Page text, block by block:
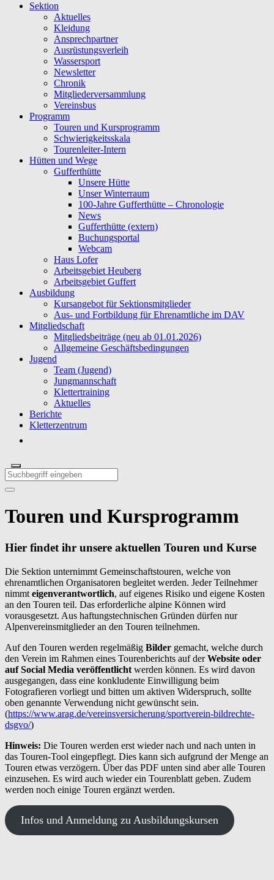
Sektion
Aktuelles
Kleidung
Ansprechpartner
Ausrüstungsverleih
Wassersport
Newsletter
Chronik
Mitgliederversammlung
Vereinsbus
Programm
Touren und Kursprogramm
Schwierigkeitsskala
Tourenleiter-Intern
Hütten und Wege
Gufferthütte
Unsere Hütte
Unser Winterraum
100-Jahre Gufferthütte – Chronologie
News
Gufferthütte (extern)
Buchungsportal
Webcam
Haus Lofer
Arbeitsgebiet Heuberg
Arbeitsgebiet Guffert
Ausbildung
Kursangebot für Sektionsmitglieder
Aus- und Fortbildung für Ehrenamtliche im DAV
Mitgliedschaft
Mitgliedsbeiträge (neu ab 01.01.2026)
Allgemeine Geschäftsbedingungen
Jugend
Team (Jugend)
Jungmannschaft
Klettertraining
Aktuelles
Berichte
Kletterzentrum
Touren und Kursprogramm
Hier findet ihr unsere aktuellen Touren und Kurse
Die Sektion unternimmt Gemeinschaftstouren, welche von
ehrenamtlichen Organisatoren begleitet werden. Jeder Teilnehmer
nimmt eigenverantwortlich, auf eigenes Risiko und eigene Kosten
an den Touren teil. Das erforderliche alpine Können wird
vorausgesetzt. Aus haftungstechnischen Gründen dürfen nur
Alpenvereinsmitglieder an den Touren teilnehmen.
Auf den Touren werden regelmäßig Bilder gemacht, welche durch
den Verein im Rahmen eines Tourenberichts auf derWebsite oder
auf Social Media veröffentlicht werden können. Es wird davon
ausgegangen, dass eine konkludente Einwilligung beim
Fotografieren vorliegt und bitten um aktiven Widerspruch, sollte
oben genannte Verwendung nicht gewünscht sein.
(https://www.arag.de/vereinsversicherung/sportverein-bildrechte-
dsgvo/)
Hinweis: Die Touren werden erst wieder nach und nach unten in
das Touren-Tool eingepflegt. Dies kann sich aufgrund der Menge an
Touren etwas verzögern. Über das PDF unten sind aber alle Touren
einzusehen. Es wird auch wieder ein Tourenblatt geben. Zudem
werden noch einige Touren ergänzt werden.
Infos und Anmeldung zu Ausbildungskursen